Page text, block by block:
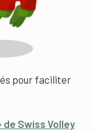
pour faciliter
de Swiss Volley